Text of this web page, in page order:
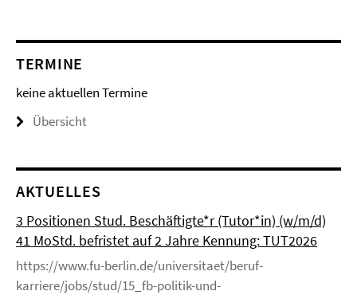
TERMINE
keine aktuellen Termine
Übersicht
AKTUELLES
3 Positionen Stud. Beschäftigte*r (Tutor*in) (w/m/d)
41 MoStd. befristet auf 2 Jahre Kennung: TUT2026
https://www.fu-berlin.de/universitaet/beruf-
karriere/jobs/stud/15_fb-politik-und-